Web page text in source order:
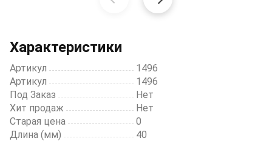
20
Характеристики
Артикул
1496
Артикул
1496
Под Заказ
Нет
Хит продаж
Нет
Старая цена
0
Длина (мм)
40